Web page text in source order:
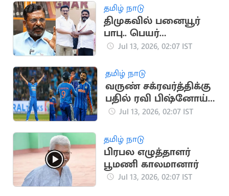
தமிழ் நாடு
திமுகவில் பனையூர்
பாபு.. பெயர்
குறிப்பிடாமல் திருமா
Jul 13, 2026, 02:07 IST
தமிழ் நாடு
வருண் சக்ரவர்த்திக்கு
பதில் ரவி பிஷ்னோய்:
ஜிம்பாப்வே டி20
Jul 13, 2026, 02:07 IST
தமிழ் நாடு
பிரபல எழுத்தாளர்
பூமணி காலமானார்
Jul 13, 2026, 02:07 IST